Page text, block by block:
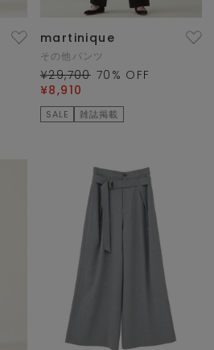
martinique
その他パンツ
¥29,700 70 % OFF
¥8,910
SALE 雑誌掲載